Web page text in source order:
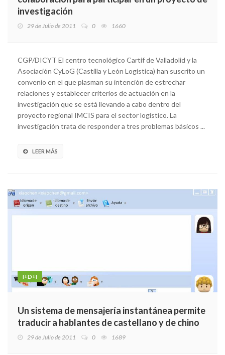
investigación
29 de Julio de 2011 0 1660
CGP/DICYT El centro tecnológico Cartif de Valladolid y la
Asociación CyLoG (Castilla y León Logística) han suscrito un
convenio en el que plasman su intención de estrechar
relaciones y establecer criterios de actuación en la
investigación que se está llevando a cabo dentro del
proyecto regional IMCIS para el sector logístico. La
investigación trata de responder a tres problemas básicos ...
LEER MÁS
I+D+I
Un sistema de mensajería instantánea permite
traducir a hablantes de castellano y de chino
29 de Julio de 2011 0 1689